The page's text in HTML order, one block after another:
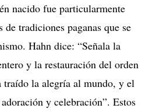
nacido fue particularmente
tradiciones paganas que se
Hahn dice: “Señala la
y la restauración del orden
la alegría al mundo, y el
y celebración”. Estos